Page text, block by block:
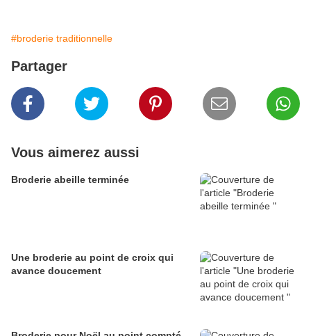
#broderie traditionnelle
Partager
Vous aimerez aussi
Broderie abeille terminée
Une broderie au point de croix qui
avance doucement